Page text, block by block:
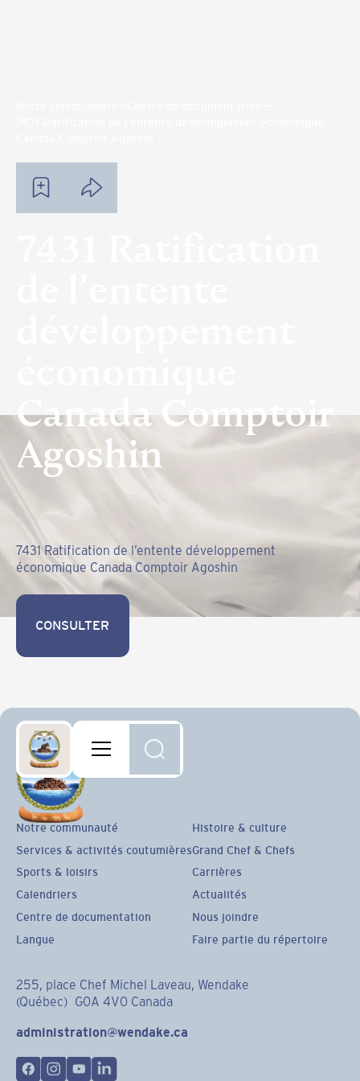
Canada Comptoir
Agoshin
7431 Ratification de l’entente développement
économique Canada Comptoir Agoshin
CONSULTER
CONSULTER
255, place Chef Michel Laveau, Wendake
(Québec) G0A 4V0 Canada
administration@wendake.ca
Notre communauté
Services & activités coutumières
Sports & loisirs
Calendriers
Centre de documentation
Langue
Histoire & culture
Grand Chef & Chefs
Carrières
Actualités
Nous joindre
Faire partie du répertoire